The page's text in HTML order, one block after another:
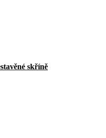
skříně